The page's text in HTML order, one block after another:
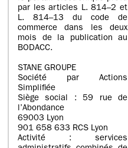
par les articles L. 814–2 et
L. 814–13 du code de
commerce dans les deux
mois de la publication au
BODACC.
STANE GROUPE
Société par Actions
Simplifiée
Siège social : 59 rue de
l’Abondance
69003 Lyon
901 658 633 RCS Lyon
Activité : services